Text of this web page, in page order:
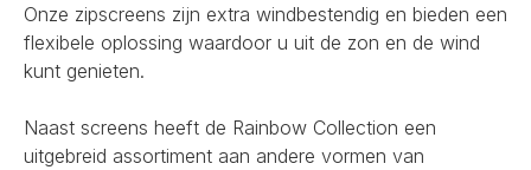
Onze zipscreens zijn extra windbestendig en bieden een
flexibele oplossing waardoor u uit de zon en de wind
kunt genieten.
Naast screens heeft de Rainbow Collection een
uitgebreid assortiment aan andere vormen van